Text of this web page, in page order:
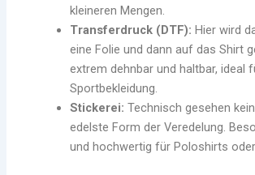
kleineren Mengen.
Transferdruck (DTF): Hier wird
eine Folie und dann auf das Shirt
extrem dehnbar und haltbar, ideal
Sportbekleidung.
Stickerei: Technisch gesehen
edelste Form der Veredelung.
und hochwertig für Poloshirts